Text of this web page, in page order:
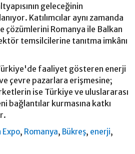
geleceğinin
Katılımcılar aynı zamanda
çözümlerini Romanya ile Balkan
temsilcilerine tanıtma imkânı
faaliyet gösteren enerji
çevre pazarlara erişmesine;
ise Türkiye ve uluslararası
bağlantılar kurmasına katkı
Expo, Romanya, Bükreş, enerji,